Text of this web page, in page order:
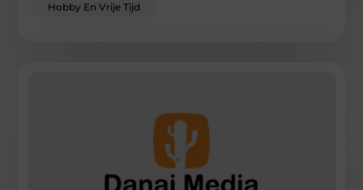
Hobby En Vrije Tijd